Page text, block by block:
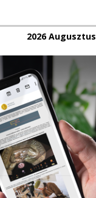
2026 Augusztus